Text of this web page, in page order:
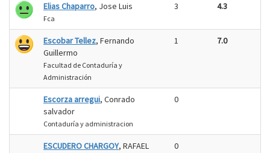
Elias Chaparro, Jose Luis
Fca
3 4.3
Escobar Tellez, Fernando
Guillermo
Facultad de Contaduría y
Administración
1 7.0
Escorza arregui, Conrado
salvador
Contaduría y administracion
0
ESCUDERO CHARGOY, RAFAEL 0